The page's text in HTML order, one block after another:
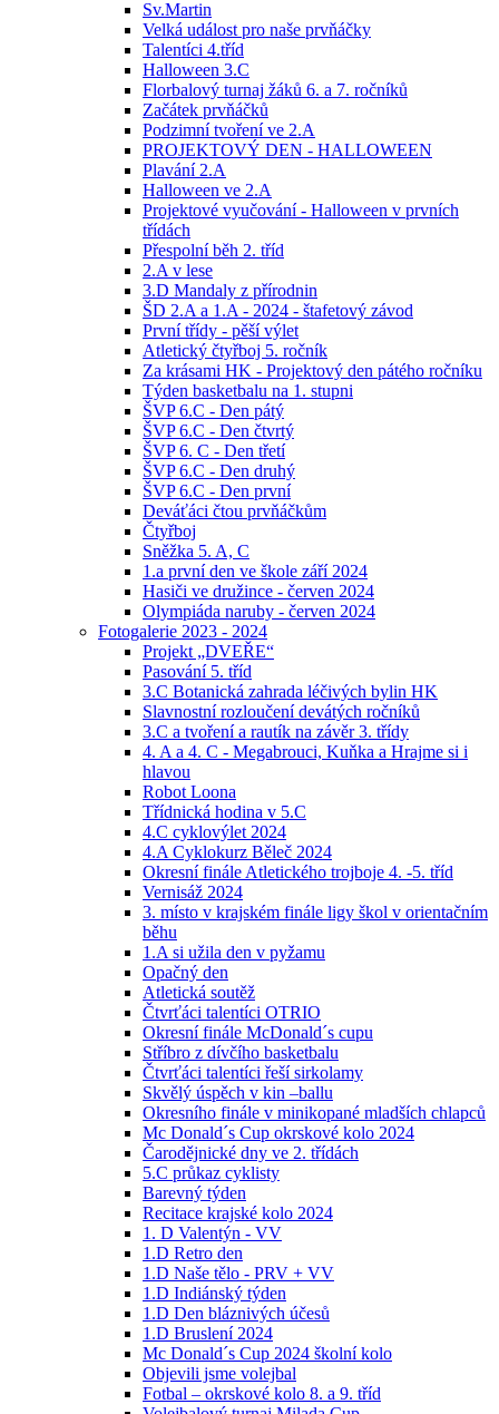
Sv.Martin
Velká událost pro naše prvňáčky
Talentíci 4.tříd
Halloween 3.C
Florbalový turnaj žáků 6. a 7. ročníků
Začátek prvňáčků
Podzimní tvoření ve 2.A
PROJEKTOVÝ DEN - HALLOWEEN
Plavání 2.A
Halloween ve 2.A
Projektové vyučování - Halloween v prvních
třídách
Přespolní běh 2. tříd
2.A v lese
3.D Mandaly z přírodnin
ŠD 2.A a 1.A - 2024 - štafetový závod
První třídy - pěší výlet
Atletický čtyřboj 5. ročník
Za krásami HK - Projektový den pátého ročníku
Týden basketbalu na 1. stupni
ŠVP 6.C - Den pátý
ŠVP 6.C - Den čtvrtý
ŠVP 6. C - Den třetí
ŠVP 6.C - Den druhý
ŠVP 6.C - Den první
Deváťáci čtou prvňáčkům
Čtyřboj
Sněžka 5. A, C
1.a první den ve škole září 2024
Hasiči ve družince - červen 2024
Olympiáda naruby - červen 2024
Fotogalerie 2023 - 2024
Projekt „DVEŘE“
Pasování 5. tříd
3.C Botanická zahrada léčivých bylin HK
Slavnostní rozloučení devátých ročníků
3.C a tvoření a rautík na závěr 3. třídy
4. A a 4. C - Megabrouci, Kuňka a Hrajme si i
hlavou
Robot Loona
Třídnická hodina v 5.C
4.C cyklovýlet 2024
4.A Cyklokurz Běleč 2024
Okresní finále Atletického trojboje 4. -5. tříd
Vernisáž 2024
3. místo v krajském finále ligy škol v orientačním
běhu
1.A si užila den v pyžamu
Opačný den
Atletická soutěž
Čtvrťáci talentíci OTRIO
Okresní finále McDonald´s cupu
Stříbro z dívčího basketbalu
Čtvrťáci talentíci řeší sirkolamy
Skvělý úspěch v kin –ballu
Okresního finále v minikopané mladších chlapců
Mc Donald´s Cup okrskové kolo 2024
Čarodějnické dny ve 2. třídách
5.C průkaz cyklisty
Barevný týden
Recitace krajské kolo 2024
1. D Valentýn - VV
1.D Retro den
1.D Naše tělo - PRV + VV
1.D Indiánský týden
1.D Den bláznivých účesů
1.D Bruslení 2024
Mc Donald´s Cup 2024 školní kolo
Objevili jsme volejbal
Fotbal – okrskové kolo 8. a 9. tříd